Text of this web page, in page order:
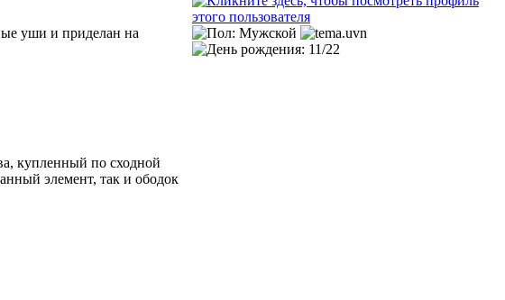
уши и приделан на
купленный по сходной
элемент, так и ободок